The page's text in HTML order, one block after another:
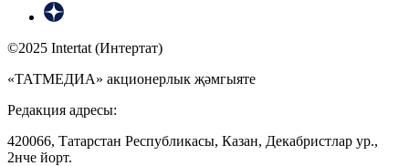
©2025 Intertat (Интертат)
«ТАТМЕДИА» акционерлык җәмгыяте
Редакция адресы:
420066, Татарстан Республикасы, Казан, Декабристлар ур.,
2нче йорт.